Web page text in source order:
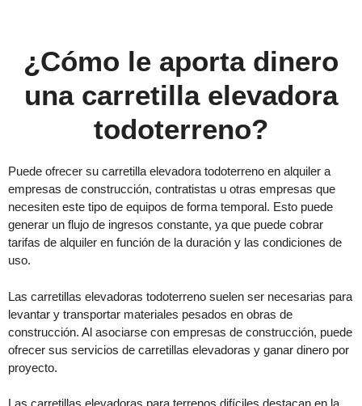
¿Cómo le aporta dinero
una carretilla elevadora
todoterreno?
Puede ofrecer su carretilla elevadora todoterreno en alquiler a
empresas de construcción, contratistas u otras empresas que
necesiten este tipo de equipos de forma temporal. Esto puede
generar un flujo de ingresos constante, ya que puede cobrar
tarifas de alquiler en función de la duración y las condiciones de
uso.
Las carretillas elevadoras todoterreno suelen ser necesarias para
levantar y transportar materiales pesados en obras de
construcción. Al asociarse con empresas de construcción, puede
ofrecer sus servicios de carretillas elevadoras y ganar dinero por
proyecto.
Las carretillas elevadoras para terrenos difíciles destacan en la